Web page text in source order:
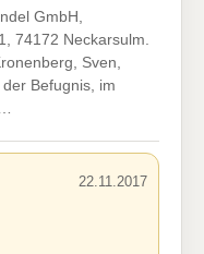
GmbH,
74172 Neckarsulm.
Sven,
Befugnis, im
22.11.2017